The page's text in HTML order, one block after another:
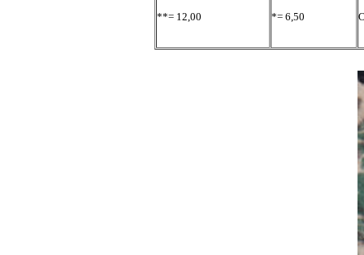
**= 12,00 *= 6,50